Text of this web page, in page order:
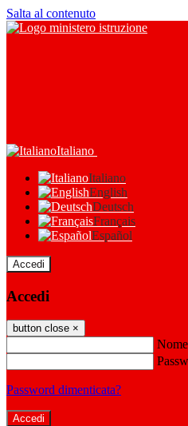
Salta al contenuto
Italiano
Italiano
English
Deutsch
Français
Español
Accedi
Accedi
button close ×
Password dimenticata?